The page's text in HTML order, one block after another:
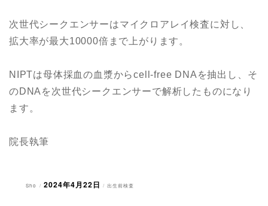
次世代シークエンサーはマイクロアレイ検査に対し、
拡大率が最大10000倍まで上がります。
NIPTは母体採血の血漿からcell-free DNAを抽出し、そ
のDNAを次世代シークエンサーで解析したものになり
ます。
院長執筆
投
Sho
投
2024年4月22日
カ
出生前検査